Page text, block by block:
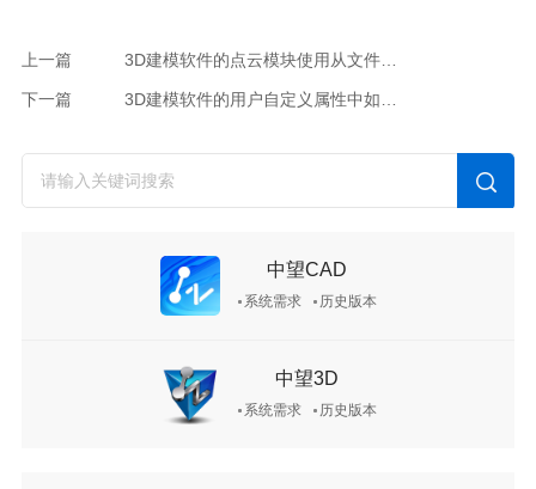
上一篇 3D建模软件的点云模块使用从文件输入txt后，绘图区不显示点块模型
下一篇
中望CAD
系统需求 历史版本
中望3D
系统需求 历史版本